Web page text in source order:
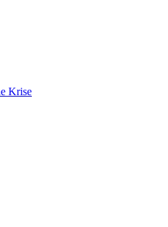
Krise